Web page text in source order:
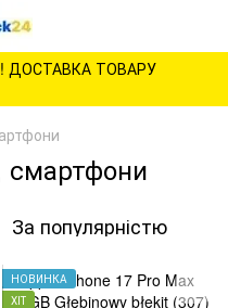
ДОСТАВКА ТОВАРУ
смартфони
За популярністю
НОВИНКА
ХІТ